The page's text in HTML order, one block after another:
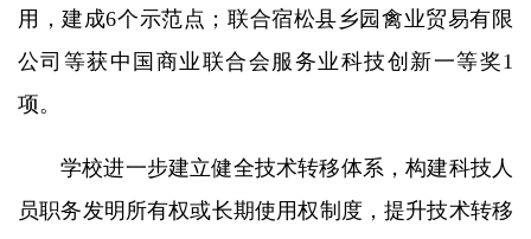
用，建成6个示范点；联合宿松县乡园禽业贸易有限
公司等获中国商业联合会服务业科技创新一等奖1
项。
学校进一步建立健全技术转移体系，构建科技人
员职务发明所有权或长期使用权制度，提升技术转移